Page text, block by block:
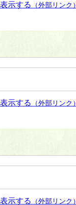
示する （外部リンク）
示する （外部リンク）
示する （外部リンク）